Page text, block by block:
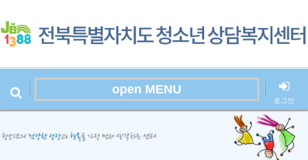
open MENU
로그인
스케치북5